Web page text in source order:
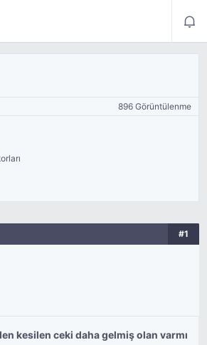
896 Görüntülenme
#1
kesilen ceki daha gelmiş olan varmı